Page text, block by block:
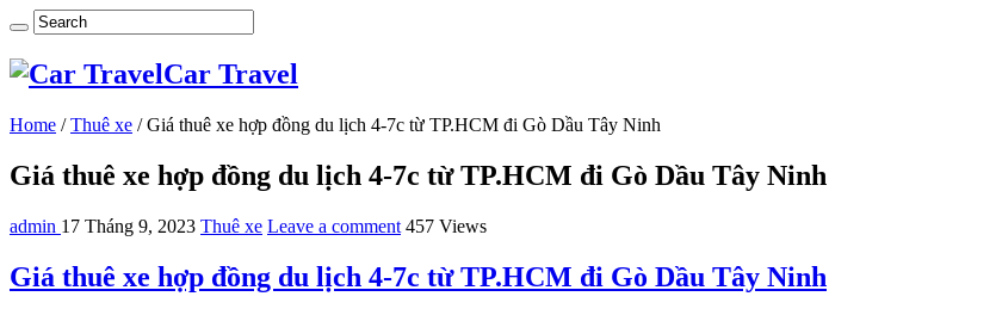
Car Travel
Home / Thuê xe / Giá thuê xe hợp đồng du lịch 4-7c từ TP.HCM đi Gò Dầu Tây Ninh
Giá thuê xe hợp đồng du lịch 4-7c từ TP.HCM đi Gò Dầu Tây Ninh
admin 17 Tháng 9, 2023 Thuê xe Leave a comment 457 Views
Giá thuê xe hợp đồng du lịch 4-7c từ TP.HCM đi Gò Dầu Tây Ninh